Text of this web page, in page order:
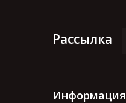
Рассылка
Информация